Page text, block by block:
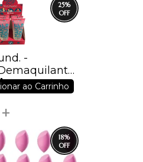
25%
-
- Make
45,68ao Carrinho
18%